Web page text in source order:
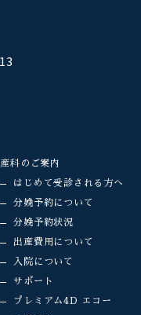
産科のご案内
はじめて受診される方へ
分娩予約について
分娩予約状況
出産費用について
入院について
サポート
プレミアム4D エコー